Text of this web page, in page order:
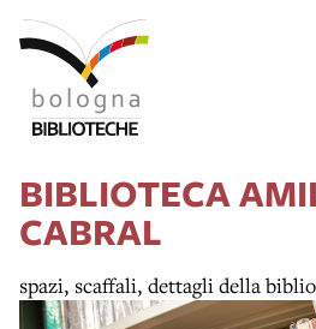
BIBLIOTECA
CABRAL
spazi, scaffali, dettagli della